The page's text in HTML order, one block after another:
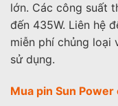
lớn. Các công suất
đến 435W. Liên hệ
miễn phí chủng loại
sử dụng.
Mua pin Sun